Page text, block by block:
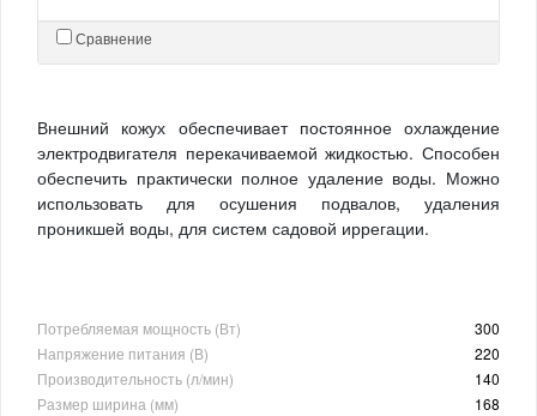
Сравнение
Внешний кожух обеспечивает постоянное охлаждение
электродвигателя перекачиваемой жидкостью. Способен
обеспечить практически полное удаление воды. Можно
использовать для осушения подвалов, удаления
проникшей воды, для систем садовой иррегации.
Потребляемая мощность (Вт)
300
Напряжение питания (В)
220
Производительность (л/мин)
140
Размер ширина (мм)
168